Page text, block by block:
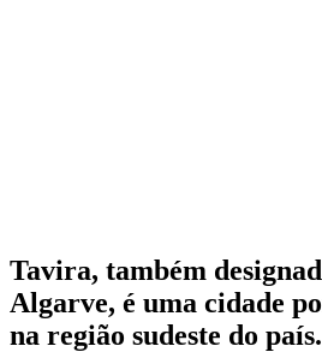
Tavira, também
Algarve, é uma cidade
na região sudeste do país.